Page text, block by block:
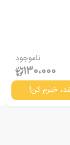
ناموجود
130،000
خبرم کن!